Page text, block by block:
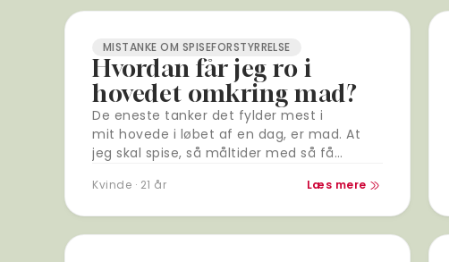
MISTANKE OM SPISEFORSTYRRELSE
Hvordan får jeg ro i
hovedet omkring mad?
De eneste tanker det fylder mest i
mit hovede i løbet af en dag, er mad. At
jeg skal spise, så måltider med så få
Kvinde · 21 år Læs mere